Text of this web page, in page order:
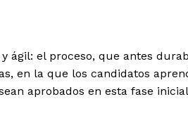
ágil: el proceso, que antes
en la que los candidatos
aprobados en esta fase